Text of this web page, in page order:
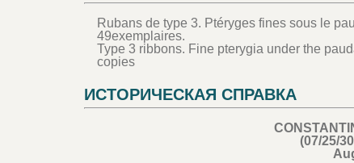
Rubans de type 3. Ptéryges fines sous le
49exemplaires.
Type 3 ribbons. Fine pterygia under the
copies
ИСТОРИЧЕСКАЯ СПРАВКА
(07/25/